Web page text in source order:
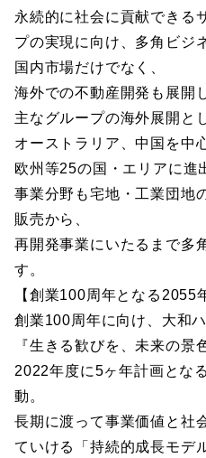
永続的に社会に貢献できる
プの実現に向け、多角ビジ
国内市場だけでなく、
海外での不動産開発も展開
主なグループの海外展開と
オーストラリア、中国を中
欧州等25の国・エリアに進
事業分野も宅地・工業団地
販売から、
再開発事業にいたるまで多
す。
【創業100周年となる2055
創業100周年に向け、大和
『生きる歓びを、未来の景
2022年度に5ヶ年計画とな
動。
長期に渡って事業価値と社
ていける「持続的成長モデ